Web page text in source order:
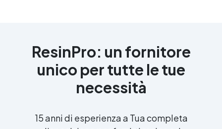
ResinPro: un fornitore
unico per tutte le tue
necessità
15 anni di esperienza a Tua completa